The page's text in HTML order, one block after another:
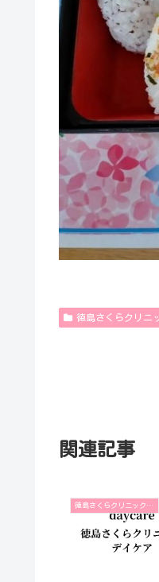
徳島さくらクリニ
関連記事
徳島さくらクリニックデイケア